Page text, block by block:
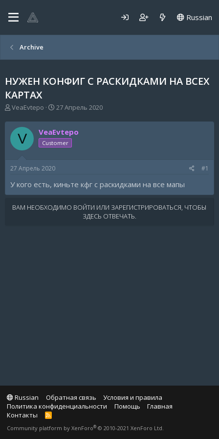
Russian
Archive
НУЖЕН КОНФИГ С РАСКИДКАМИ НА ВСЕХ
КАРТАХ
А
т
о
р
м
VeaEvtepo
Д
т
а
н
а
27 Апрель 2020
V VeaEvtepo
Customer
27 Апрель 2020 #1
У кого есть, киньте кфг с раскидками на все мапы
ВАМ НЕОБХОДИМО ВОЙТИ ИЛИ ЗАРЕГИСТРИРОВАТЬСЯ, ЧТОБЫ
ЗДЕСЬ ОТВЕЧАТЬ.
Russian Обратная связь
Условия и правила
Политика конфиденциальности
Помощь
Главная
Контакты
R
S
Community platform by XenForo® © 2010-2021 XenForo Ltd.